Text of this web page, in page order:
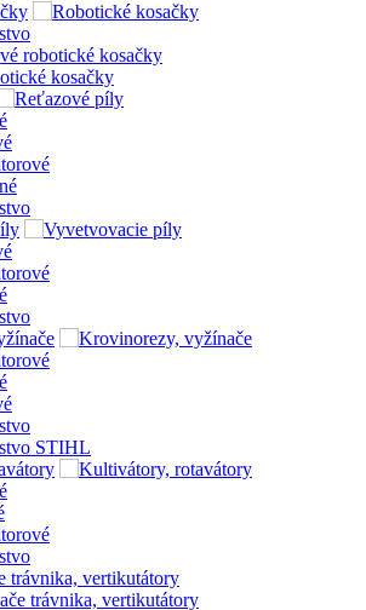
robotické kosačky
kosačky
STIHL
trávnika, vertikutátory